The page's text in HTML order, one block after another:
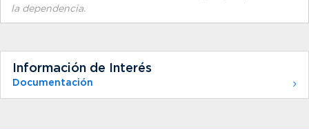
la dependencia.
Información de Interés
Documentación